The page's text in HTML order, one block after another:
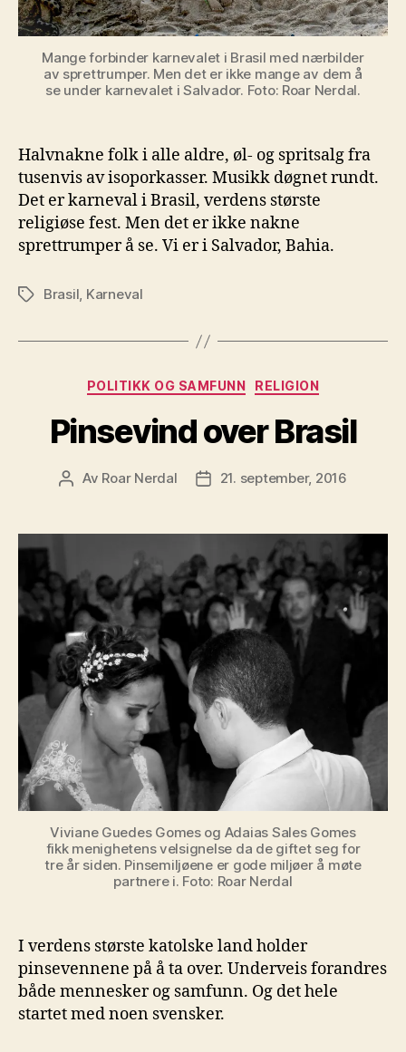
Mange forbinder karnevalet i Brasil med nærbilder
av sprettrumper. Men det er ikke mange av dem å
se under karnevalet i Salvador. Foto: Roar Nerdal.
Halvnakne folk i alle aldre, øl- og spritsalg fra
tusenvis av isoporkasser. Musikk døgnet rundt.
Det er karneval i Brasil, verdens største
religiøse fest. Men det er ikke nakne
sprettrumper å se. Vi er i Salvador, Bahia.
Stikkord
Brasil, Karneval
Kategorier
POLITIKK OG SAMFUNN RELIGION
Pinsevind over Brasil
Innleggsforfatter
Av Roar Nerdal Publiseringsdato
21. september, 2016
Viviane Guedes Gomes og Adaias Sales Gomes
fikk menighetens velsignelse da de giftet seg for
tre år siden. Pinsemiljøene er gode miljøer å møte
partnere i. Foto: Roar Nerdal
I verdens største katolske land holder
pinsevennene på å ta over. Underveis forandres
både mennesker og samfunn. Og det hele
startet med noen svensker.